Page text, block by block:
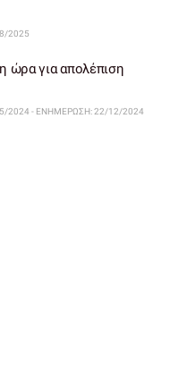
2025
ώρα για απολέπιση
2024 - ΕΝΗΜΈΡΩΣΗ: 22/12/2024